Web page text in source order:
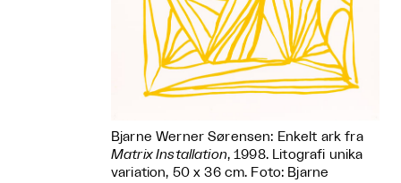
Bjarne Werner Sørensen: Enkelt ark fra
Matrix Installation, 1998. Litografi unika
variation, 50 x 36 cm. Foto: Bjarne